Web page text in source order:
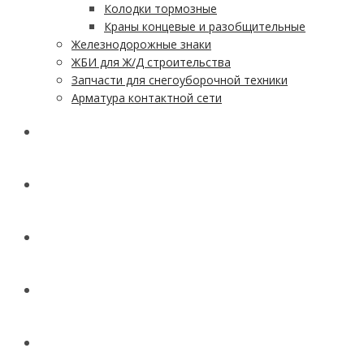
Колодки тормозные
Краны концевые и разобщительные
Железнодорожные знаки
ЖБИ для Ж/Д строительства
Запчасти для снегоуборочной техники
Арматура контактной сети